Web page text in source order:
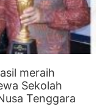
meraih
Sekolah
Tenggara